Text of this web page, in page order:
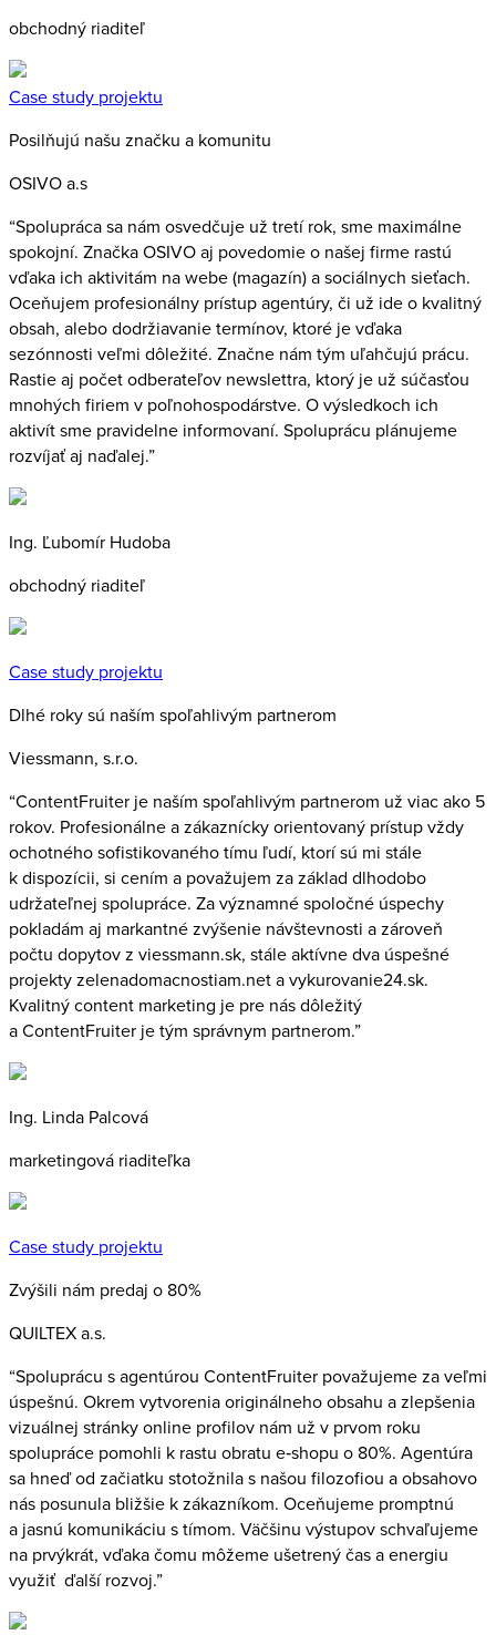
obchodný riaditeľ
Case study projektu
Posilňujú našu značku a komunitu
OSIVO a.s
“Spolupráca sa nám osvedčuje už tretí rok, sme maximálne
spokojní. Značka OSIVO aj povedomie o našej firme rastú
vďaka ich aktivitám na webe (magazín) a sociálnych sieťach.
Oceňujem profesionálny prístup agentúry, či už ide o kvalitný
obsah, alebo dodržiavanie termínov, ktoré je vďaka
sezónnosti veľmi dôležité. Značne nám tým uľahčujú prácu.
Rastie aj počet odberateľov newslettra, ktorý je už súčasťou
mnohých firiem v poľnohospodárstve. O výsledkoch ich
aktivít sme pravidelne informovaní. Spoluprácu plánujeme
rozvíjať aj naďalej.”
Ing. Ľubomír Hudoba
obchodný riaditeľ
Case study projektu
Dlhé roky sú naším spoľahlivým partnerom
Viessmann, s.r.o.
“ContentFruiter je naším spoľahlivým partnerom už viac ako 5
rokov. Profesionálne a zákaznícky orientovaný prístup vždy
ochotného sofistikovaného tímu ľudí, ktorí sú mi stále
k dispozícii, si cením a považujem za základ dlhodobo
udržateľnej spolupráce. Za významné spoločné úspechy
pokladám aj markantné zvýšenie návštevnosti a zároveň
počtu dopytov z viessmann.sk, stále aktívne dva úspešné
projekty zelenadomacnostiam.net a vykurovanie24.sk.
Kvalitný content marketing je pre nás dôležitý
a ContentFruiter je tým správnym partnerom.”
Ing. Linda Palcová
marketingová riaditeľka
Case study projektu
Zvýšili nám predaj o 80%
QUILTEX a.s.
“Spoluprácu s agentúrou ContentFruiter považujeme za veľmi
úspešnú. Okrem vytvorenia originálneho obsahu a zlepšenia
vizuálnej stránky online profilov nám už v prvom roku
spolupráce pomohli k rastu obratu e‑shopu o 80%. Agentúra
sa hneď od začiatku stotožnila s našou filozofiou a obsahovo
nás posunula bližšie k zákazníkom. Oceňujeme promptnú
a jasnú komunikáciu s tímom. Väčšinu výstupov schvaľujeme
na prvýkrát, vďaka čomu môžeme ušetrený čas a energiu
využiť ďalší rozvoj.”